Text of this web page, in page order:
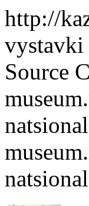
http://
vystavki
Source